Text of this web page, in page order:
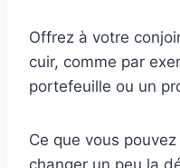
Offrez à votre
cuir, comme par
portefeuille ou un
Ce que vous